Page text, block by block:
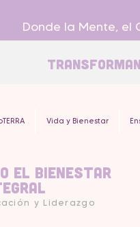
Donde la Mente, el
Vida y Bienestar
el Bienestar
y Liderazgo